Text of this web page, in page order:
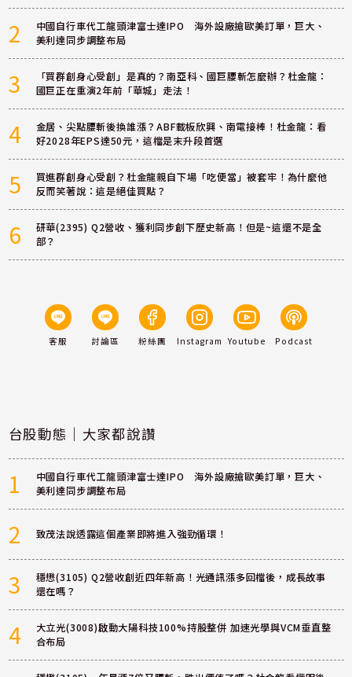
2
中國自行車代工龍頭津富士達IPO 海外設廠搶歐美訂單，巨大、
美利達同步調整布局
3
「買群創身心受創」是真的？南亞科、國巨腰斬怎麼辦？杜金龍：
國巨正在重演2年前「華城」走法！
4
金居、尖點腰斬後換誰漲？ABF載板欣興、南電接棒！杜金龍：看
好2028年EPS達50元，這檔是末升段首選
5
買進群創身心受創？杜金龍親自下場「吃便當」被套牢！為什麼他
反而笑著說：這是絕佳買點？
6
研華(2395) Q2營收、獲利同步創下歷史新高！但是~這還不是全
部？
客服 討論區 粉絲團 Instagram Youtube Podcast
台股動態｜大家都說讚
1
中國自行車代工龍頭津富士達IPO 海外設廠搶歐美訂單，巨大、
美利達同步調整布局
2 致茂法說透露這個產業即將進入強勁循環！
3
穩懋(3105) Q2營收創近四年新高！光通訊漲多回檔後，成長故事
還在嗎？
4
大立光(3008)啟動大陽科技100%持股整併 加速光學與VCM垂直整
合布局